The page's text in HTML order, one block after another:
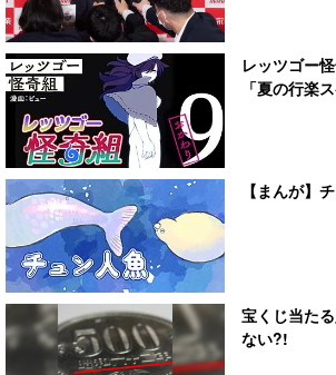
レッツゴー
「夏の行楽
【まんが】
宝くじ当た
ない?!